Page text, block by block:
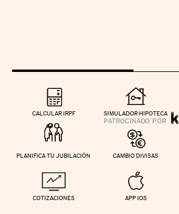
CALCULAR IRPF SIMULADOR HIPOTECA
PLANIFICA TU JUBILACIÓN CAMBIO DIVISAS
COTIZACIONES APP IOS